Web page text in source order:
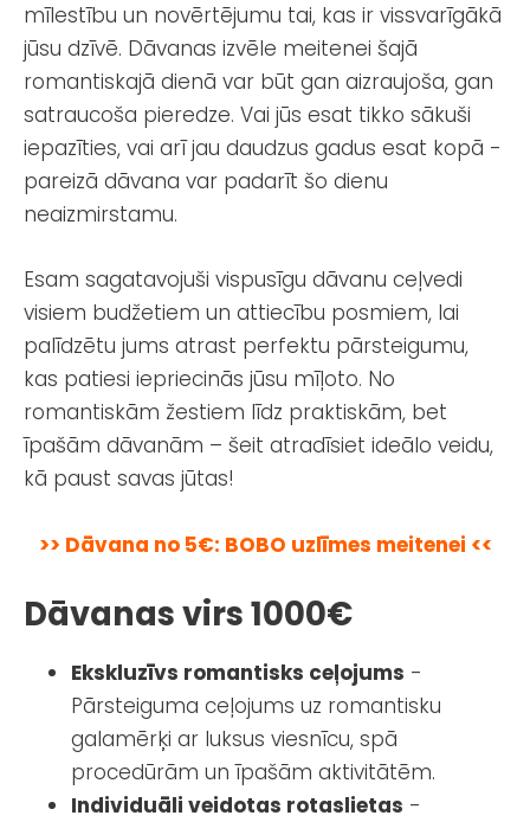
mīlestību un novērtējumu tai, kas ir vissvarīgākā
jūsu dzīvē. Dāvanas izvēle meitenei šajā
romantiskajā dienā var būt gan aizraujoša, gan
satraucoša pieredze. Vai jūs esat tikko sākuši
iepazīties, vai arī jau daudzus gadus esat kopā -
pareizā dāvana var padarīt šo dienu
neaizmirstamu.
Esam sagatavojuši vispusīgu dāvanu ceļvedi
visiem budžetiem un attiecību posmiem, lai
palīdzētu jums atrast perfektu pārsteigumu,
kas patiesi iepriecinās jūsu mīļoto. No
romantiskām žestiem līdz praktiskām, bet
īpašām dāvanām – šeit atradīsiet ideālo veidu,
kā paust savas jūtas!
>> Dāvana no 5€: BOBO uzlīmes meitenei <<
Dāvanas virs 1000€
Ekskluzīvs romantisks ceļojums -
Pārsteiguma ceļojums uz romantisku
galamērķi ar luksus viesnīcu, spā
procedūrām un īpašām aktivitātēm.
Individuāli veidotas rotaslietas -